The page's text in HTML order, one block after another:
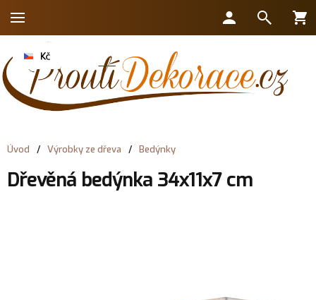
Úvod / Výrobky ze dřeva / Bedýnky
Dřevěná bedýnka 34x11x7 cm